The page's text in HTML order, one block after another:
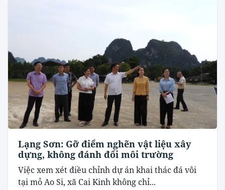
Lạng Sơn: Gỡ điểm nghẽn vật liệu xây
dựng, không đánh đổi môi trường
Việc xem xét điều chỉnh dự án khai thác đá vôi
tại mỏ Ao Si, xã Cai Kinh không chỉ...